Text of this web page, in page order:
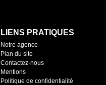
LIENS PRATIQUES
Notre agence
Plan du site
Contactez-nous
Mentions
Politique de confidentialité